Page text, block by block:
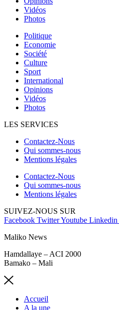
Vidéos
Photos
Politique
Economie
Société
Culture
Sport
International
Opinions
Vidéos
Photos
LES SERVICES
Contactez-Nous
Qui sommes-nous
Mentions légales
Contactez-Nous
Qui sommes-nous
Mentions légales
SUIVEZ-NOUS SUR
Facebook TwitterYoutube Linkedin
Maliko News
Hamdallaye – ACI 2000
Bamako – Mali
Accueil
A la une